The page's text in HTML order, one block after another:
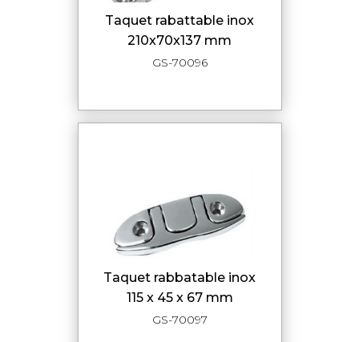
taquet rabattable inox
210x70x137 mm
GS-70096
taquet rabbatable inox
115 x 45 x 67 mm
GS-70097